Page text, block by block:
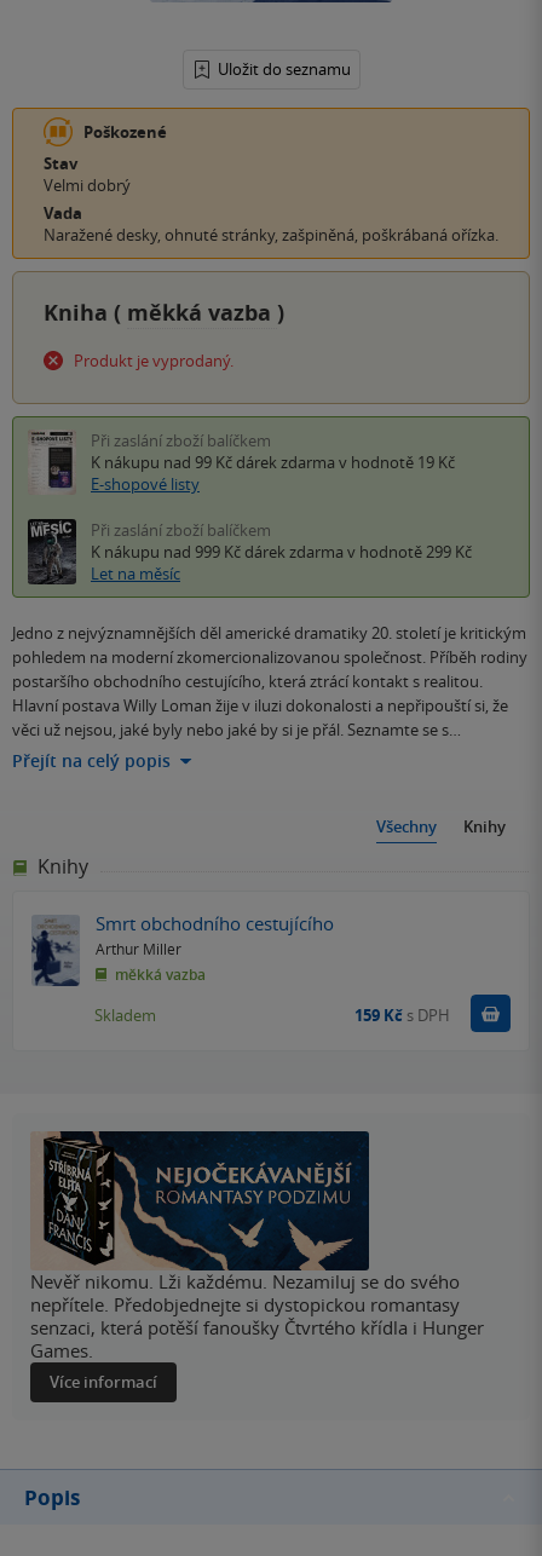
Uložit do seznamu
Poškozené
Stav
Velmi dobrý
Vada
Naražené desky, ohnuté stránky, zašpiněná, poškrábaná ořízka.
Kniha ( měkká vazba )
Produkt je vyprodaný.
Při zaslání zboží balíčkem
K nákupu nad 99 Kč dárek zdarma v hodnotě 19 Kč
E-shopové listy
Při zaslání zboží balíčkem
K nákupu nad 999 Kč dárek zdarma v hodnotě 299 Kč
Let na měsíc
Jedno z nejvýznamnějších děl americké dramatiky 20. století je kritickým
pohledem na moderní zkomercionalizovanou společnost. Příběh rodiny
postaršího obchodního cestujícího, která ztrácí kontakt s realitou.
Hlavní postava Willy Loman žije v iluzi dokonalosti a nepřipouští si, že
věci už nejsou, jaké byly nebo jaké by si je přál. Seznamte se s…
Přejít na celý popis
Všechny Knihy
Knihy
Smrt obchodního cestujícího
Arthur Miller
měkká vazba
Skladem 159 Kč s DPH
Nevěř nikomu. Lži každému. Nezamiluj se do svého
nepřítele. Předobjednejte si dystopickou romantasy
senzaci, která potěší fanoušky Čtvrtého křídla i Hunger
Games.
Více informací
Popis